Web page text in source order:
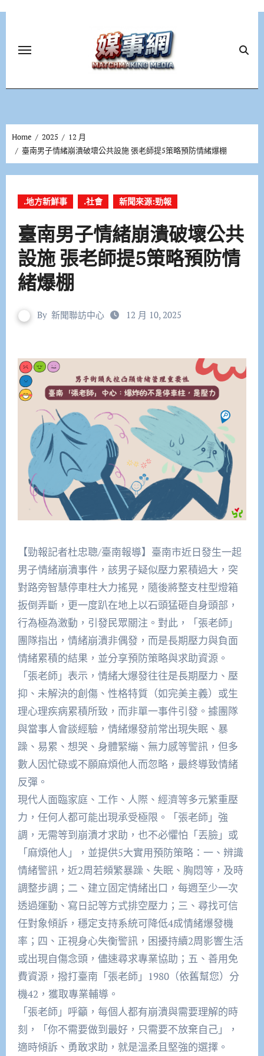
Home 2025
12 月
臺南男子情緒崩潰破壞公共設施 張老師提5策略預防情緒爆棚
.地方新鮮事 .社會 新聞來源:勁報
臺南男子情緒崩潰破壞公共
設施 張老師提5策略預防情
緒爆棚
By 新聞聯訪中心 12 月 10, 2025
【勁報記者杜忠聰/臺南報導】臺南市近日發生一起
男子情緒崩潰事件，該男子疑似壓力累積過大，突
對路旁智慧停車柱大力搖晃，隨後將整支柱型燈箱
扳倒弄斷，更一度趴在地上以石頭猛砸自身頭部，
行為極為激動，引發民眾關注。對此，「張老師」
團隊指出，情緒崩潰非偶發，而是長期壓力與負面
情緒累積的結果，並分享預防策略與求助資源。
「張老師」表示，情緒大爆發往往是長期壓力、壓
抑、未解決的創傷、性格特質（如完美主義）或生
理心理疾病累積所致，而非單一事件引發。據團隊
與當事人會談經驗，情緒爆發前常出現失眠、暴
躁、易累、想哭、身體緊繃、無力感等警訊，但多
數人因忙碌或不願麻煩他人而忽略，最終導致情緒
反彈。
現代人面臨家庭、工作、人際、經濟等多元繁重壓
力，任何人都可能出現承受極限。「張老師」強
調，无需等到崩潰才求助，也不必懼怕「丟臉」或
「麻煩他人」，並提供5大實用預防策略：一、辨識
情緒警訊，近2周若頻繁暴躁、失眠、胸悶等，及時
調整步調；二、建立固定情緒出口，每週至少一次
透過運動、寫日記等方式排空壓力；三、尋找可信
任對象傾訴，穩定支持系統可降低4成情緒爆發機
率；四、正視身心失衡警訊，困擾持續2周影響生活
或出現自傷念頭，儘速尋求專業協助；五、善用免
費資源，撥打臺南「張老師」1980（依舊幫您）分
機42，獲取專業輔導。
「張老師」呼籲，每個人都有崩潰與需要理解的時
刻，「你不需要做到最好，只需要不放棄自己」，
適時傾訴、勇敢求助，就是溫柔且堅強的選擇。